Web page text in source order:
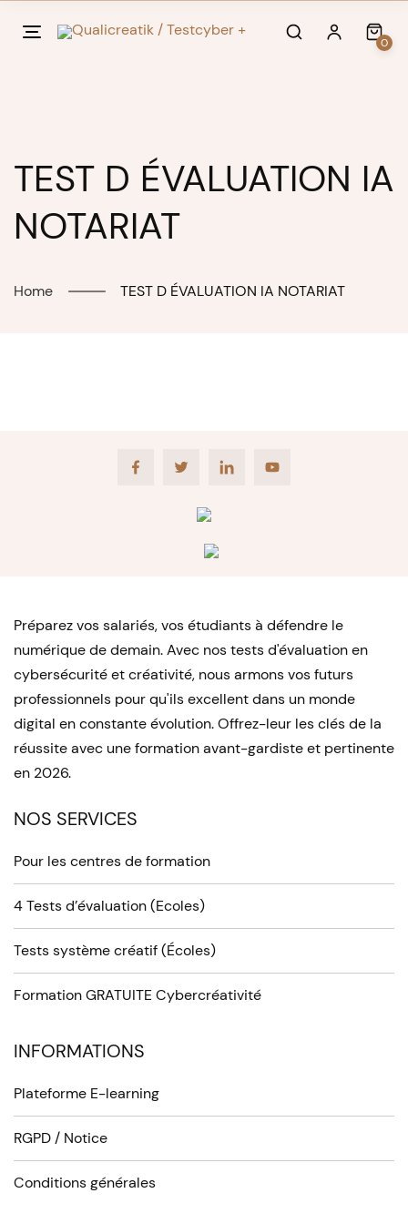
0
TEST D ÉVALUATION IA
NOTARIAT
Home TEST D ÉVALUATION IA NOTARIAT
FacebookTwitter LinkedIn Youtube
Préparez vos salariés, vos étudiants à défendre le
numérique de demain. Avec nos tests d'évaluation en
cybersécurité et créativité, nous armons vos futurs
professionnels pour qu'ils excellent dans un monde
digital en constante évolution. Offrez-leur les clés de la
réussite avec une formation avant-gardiste et pertinente
en 2026.
NOS SERVICES
Pour les centres de formation
4 Tests d’évaluation (Ecoles)
Tests système créatif (Écoles)
Formation GRATUITE Cybercréativité
INFORMATIONS
Plateforme E-learning
RGPD / Notice
Conditions générales